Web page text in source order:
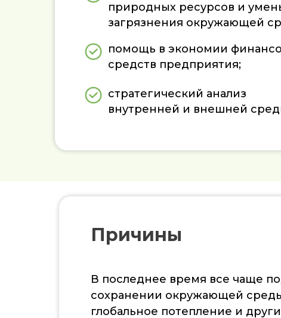
помощь в экономии
средств предприятия;
стратегический анализ
внутренней и внешней
природных ресурсов и
загрязнения окружающей
Причины
В последнее время все чаще
сохранении окружающей
глобальное потепление и